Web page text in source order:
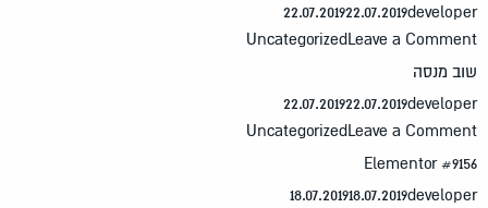
22.07.201922.07.2019
UncategorizedLeave a
מנסה
22.07.201922.07.2019
UncategorizedLeave a
Elementor
18.07.201918.07.2019